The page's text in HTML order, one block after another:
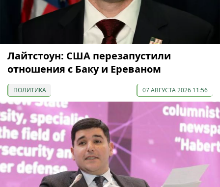
Лайтстоун: США перезапустили
отношения с Баку и Ереваном
ПОЛИТИКА 07 АВГУСТА 2026 11:56